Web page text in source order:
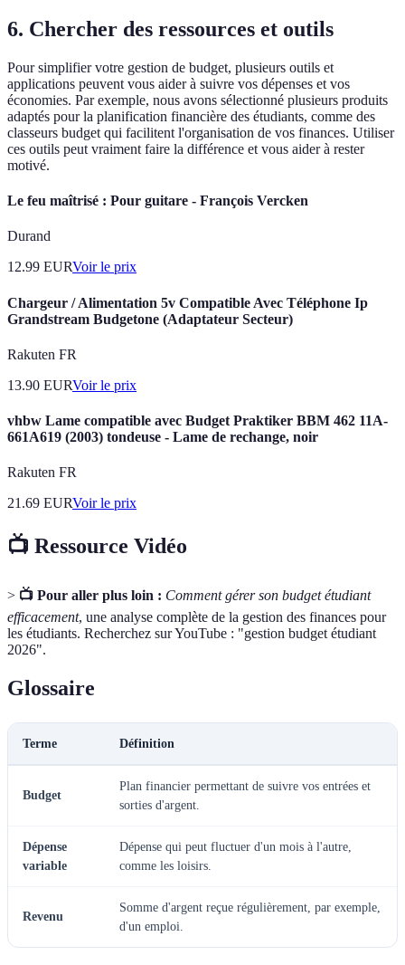
6. Chercher des ressources et outils
Pour simplifier votre gestion de budget, plusieurs outils et
applications peuvent vous aider à suivre vos dépenses et vos
économies. Par exemple, nous avons sélectionné plusieurs produits
adaptés pour la planification financière des étudiants, comme des
classeurs budget qui facilitent l'organisation de vos finances. Utiliser
ces outils peut vraiment faire la différence et vous aider à rester
motivé.
Le feu maîtrisé : Pour guitare - François Vercken
Durand
12.99 EURVoir le prix
Chargeur / Alimentation 5v Compatible Avec Téléphone Ip
Grandstream Budgetone (Adaptateur Secteur)
Rakuten FR
13.90 EURVoir le prix
vhbw Lame compatible avec Budget Praktiker BBM 462 11A-
661A619 (2003) tondeuse - Lame de rechange, noir
Rakuten FR
21.69 EURVoir le prix
📺 Ressource Vidéo
> 📺 Pour aller plus loin : Comment gérer son budget étudiant
efficacement, une analyse complète de la gestion des finances pour
les étudiants. Recherchez sur YouTube : "gestion budget étudiant
2026".
Glossaire
Terme Définition
Budget
Plan financier permettant de suivre vos entrées et
sorties d'argent.
Dépense
variable
Dépense qui peut fluctuer d'un mois à l'autre,
comme les loisirs.
Revenu
Somme d'argent reçue régulièrement, par exemple,
d'un emploi.